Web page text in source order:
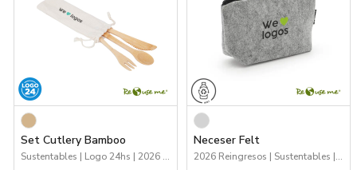
Set Cutlery Bamboo
Sustentables | Logo 24hs | 2026 Día de la Niñez | Hogar y Tiempo Libre
Neceser Felt
2026 Reingresos | Sustentables | Escritorio | Hogar y Tiempo Libre